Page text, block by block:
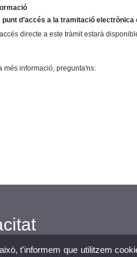
punt d’accés a la tramitació electrònica
directe a este tràmit estarà
més informació, pregunta'ns:
t'informem que utilitzem